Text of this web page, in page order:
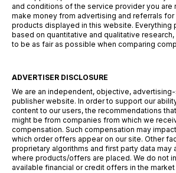
and conditions of the service provider you are
make money from advertising and referrals for
products displayed in this website. Everything
based on quantitative and qualitative
to be as fair as possible when comparing
ADVERTISER DISCLOSURE
We are an independent, objective,
publisher website. In order to support our
content to our users, the recommendations
might be from companies from which we
compensation. Such compensation may
which order offers appear on our site. Other
proprietary algorithms and first party data may
where products/offers are placed. We do not
available financial or credit offers in the